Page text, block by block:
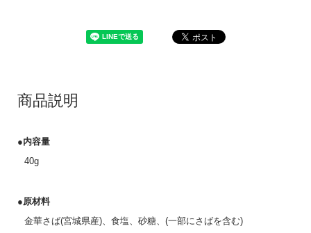
商品説明
●内容量
40g
●原材料
金華さば(宮城県産)、食塩、砂糖、(一部にさばを含む)